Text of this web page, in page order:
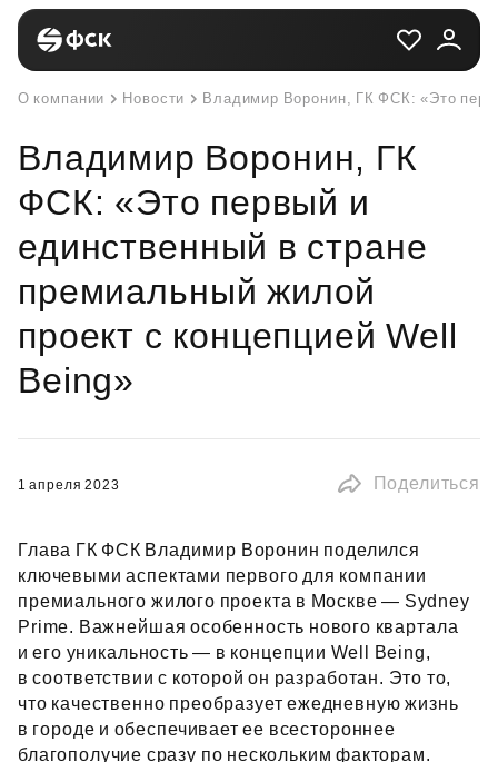
О компании Новости Владимир Воронин, ГК ФСК: «Это
Владимир Воронин, ГК
ФСК: «Это первый и
единственный в стране
премиальный жилой
проект с концепцией Well
Being»
1 апреля 2023 Поделиться
Глава ГК ФСК Владимир Воронин поделился
ключевыми аспектами первого для компании
премиального жилого проекта в Москве — Sydney
Prime. Важнейшая особенность нового квартала
и его уникальность — в концепции Well Being,
в соответствии с которой он разработан. Это то,
что качественно преобразует ежедневную жизнь
в городе и обеспечивает ее всестороннее
благополучие сразу по нескольким факторам.